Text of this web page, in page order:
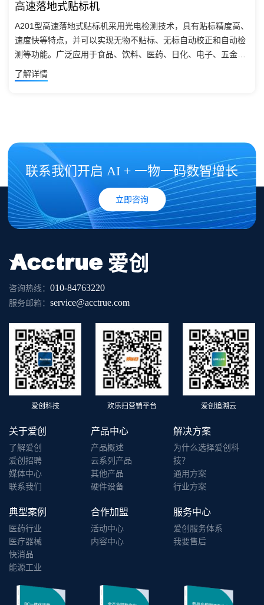
高速落地式贴标机
A201型高速落地式贴标机采用光电检测技术，具有贴标精度高、
速度快等特点，并可以实现无物不贴标、无标自动校正和自动检
测等功能。广泛应用于食品、饮料、医药、日化、电子、五金等
行业。
了解详情
联系我们开启 AI + 一物一码数智增长
立即咨询
咨询热线： 010-84763220
服务邮箱： service@acctrue.com
爱创科技 欢乐扫营销平台 爱创追溯云
关于爱创
了解爱创
爱创招聘
媒体中心
联系我们
产品中心
产品概述
云系列产品
其他产品
硬件设备
解决方案
为什么选择爱创科
技？
通用方案
行业方案
典型案例
医药行业
医疗器械
快消品
能源工业
合作加盟
活动中心
内容中心
服务中心
爱创服务体系
我要售后